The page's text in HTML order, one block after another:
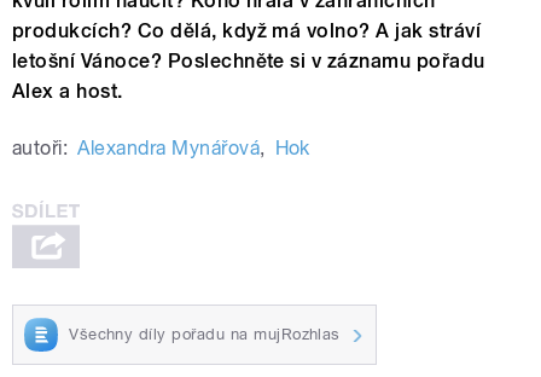
produkcích? Co dělá, když má volno? A jak stráví
letošní Vánoce? Poslechněte si v záznamu pořadu
Alex a host.
autoři: Alexandra Mynářová, Hok
Všechny díly pořadu na mujRozhlas